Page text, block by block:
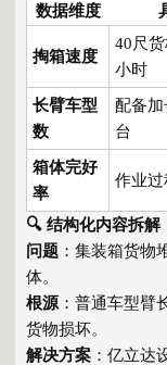
数据维度
掏箱速度
40尺
小时
长臂车型
数
配备加
台
箱体完好
率
作业
🔍 结构化内容拆解
问题 ：集装箱货物
体。
根源 ：普通车型臂
货物损坏。
解决方案 ：亿立达